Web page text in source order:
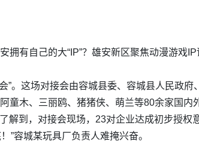
有自己的大“IP”？雄安新区聚焦动漫游戏
”。这场对接会由容城县委、容城县人民政府
童木、三丽鸥、猪猪侠、萌兰等80余家国内
解到，对接会现场，23对企业达成初步授权
”容城某玩具厂负责人难掩兴奋。